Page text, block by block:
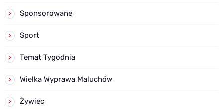
Sponsorowane
Sport
Temat Tygodnia
Wielka Wyprawa Maluchów
Żywiec